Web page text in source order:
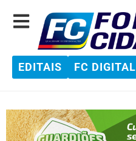
EDITAIS FC DIGITAL